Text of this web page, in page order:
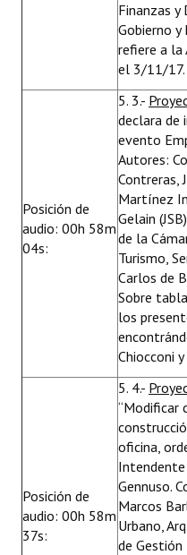
Finanzas y
Gobierno y
refiere a la
el 3/11/17.
Posición de
audio: 00h 58m
04s:
5. 3.-
declara de
evento
Autores:
Contreras,
Martínez
Gelain
de la
Turismo,
Carlos de
Sobre
los
Chiocconi
Posición de
audio: 00h 58m
37s:
5. 4.-
“Modificar
oficina,
Intendente
Gennuso.
Marcos
Urbano,
de Gestión